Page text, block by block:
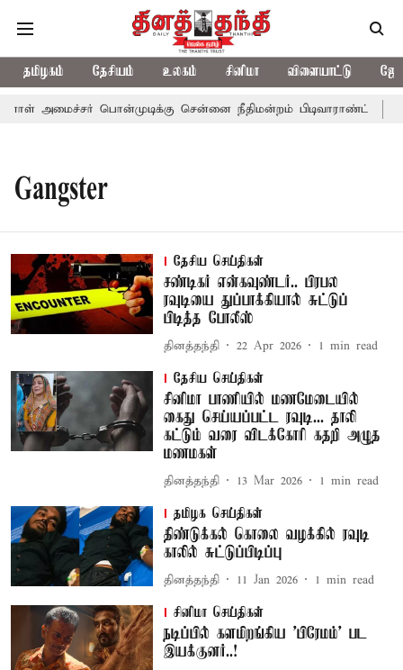
தமிழகம் தேசியம் உலகம் சினிமா விளையாட்டு
அமைச்சர் பொன்முடிக்கு சென்னை நீதிமன்றம் பிடிவாராண்ட்
Gangster
தேசிய செய்திகள்
சண்டிகர் என்கவுண்டர்.. பிரபல
ரவுடியை துப்பாக்கியால் சுட்டுப்
பிடித்த போலீஸ்
தினத்தந்தி 22 Apr 2026 1 min read
தேசிய செய்திகள்
சினிமா பாணியில் மணமேடையில்
கைது செய்யப்பட்ட ரவுடி... தாலி
கட்டும் வரை விடக்கோரி கதறி அழுத
மணமகள்
தினத்தந்தி 13 Mar 2026 1 min read
தமிழக செய்திகள்
திண்டுக்கல் கொலை வழக்கில் ரவுடி
காலில் சுட்டுப்பிடிப்பு
தினத்தந்தி 11 Jan 2026 1 min read
சினிமா செய்திகள்
நடிப்பில் களமிறங்கிய 'பிரேமம்' பட
இயக்குனர்..!